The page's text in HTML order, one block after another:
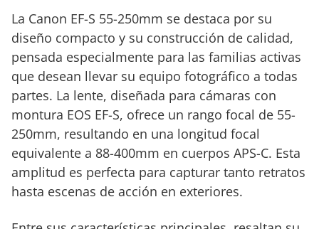
La Canon EF-S 55-250mm se destaca por su
diseño compacto y su construcción de calidad,
pensada especialmente para las familias activas
que desean llevar su equipo fotográfico a todas
partes. La lente, diseñada para cámaras con
montura EOS EF-S, ofrece un rango focal de 55-
250mm, resultando en una longitud focal
equivalente a 88-400mm en cuerpos APS-C. Esta
amplitud es perfecta para capturar tanto retratos
hasta escenas de acción en exteriores.